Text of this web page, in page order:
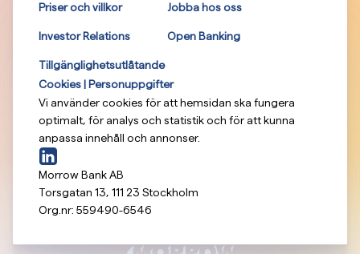
Priser och villkor Jobba hos oss
Investor Relations Open Banking
Tillgänglighetsutlåtande
Cookies | Personuppgifter
Vi använder cookies för att hemsidan ska fungera
optimalt, för analys och statistik och för att kunna
anpassa innehåll och annonser.
Morrow Bank AB
Torsgatan 13, 111 23 Stockholm
Org.nr: 559490-6546